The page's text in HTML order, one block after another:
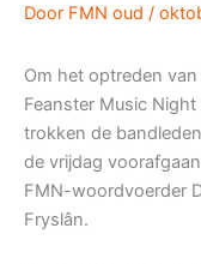
Door FMN oud /
Om het optreden
Feanster Music
trokken de
de vrijdag
FMN-woordvoerder
Fryslân.